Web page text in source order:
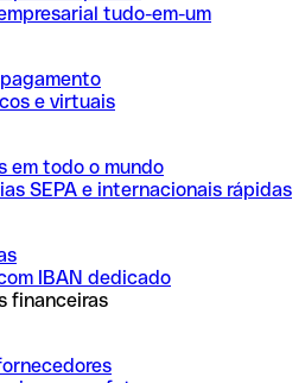
tudo-em-um
e virtuais
em todo o mundo
SEPA e internacionais rápidas
IBAN dedicado
financeiras